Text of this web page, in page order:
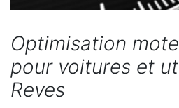
Optimisation
pour voitures et
Reves